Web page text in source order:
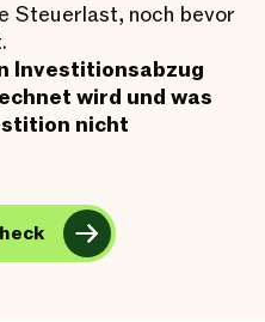
Steuerlast, noch bevor
Investitionsabzug
wird und was
nicht